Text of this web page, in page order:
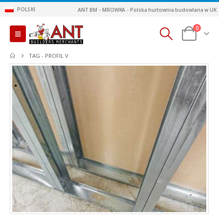
POLSKI ANT BM - MROWKA - Polska hurtownia budowlana w UK
0
TAG - PROFIL V